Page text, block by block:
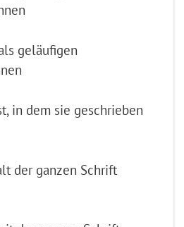
geläufigen
in dem sie geschrieben
der ganzen Schrift